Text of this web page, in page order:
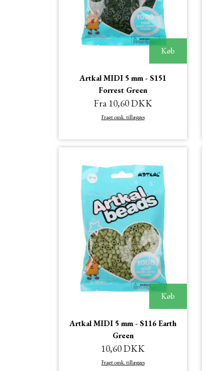
Køb
Artkal MIDI 5 mm - S151
Forrest Green
Fra 10,60 DKK
Fragt omk. tillægges
Køb
Artkal MIDI 5 mm - S116 Earth
Green
10,60 DKK
Fragt omk. tillægges